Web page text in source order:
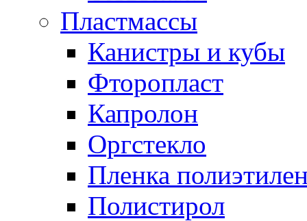
Пластмассы
Канистры и кубы
Фторопласт
Капролон
Оргстекло
Пленка
Полистирол